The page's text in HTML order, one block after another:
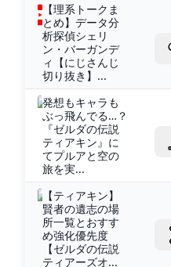
【理系トークま
とめ】データ分
析探偵シェリ
ン・バーガンデ
ィ【にじさんじ
切り抜き】...
発想もキャラも
ぶっ飛んでる…？
『ゼルダの伝説
ティアキン』に
てプルアと空の
旅を実...
【ティアキン】
賢者の遺志の場
所一覧とおすす
め強化優先度
【ゼルダの伝説
ティアーズオ...